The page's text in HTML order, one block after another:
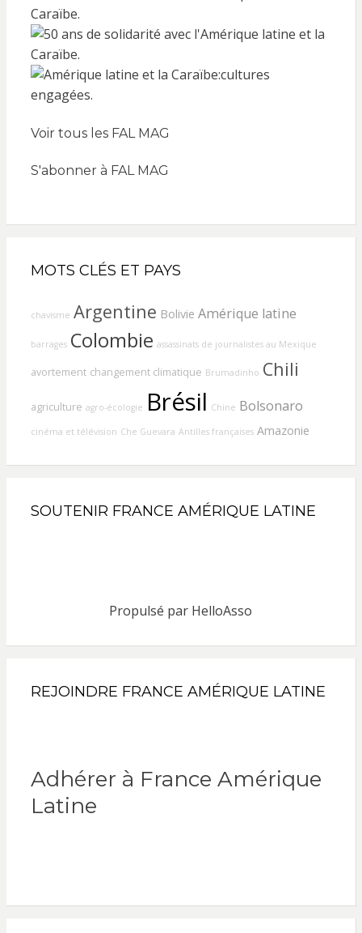
Voir tous les FAL MAG
S'abonner à FAL MAG
MOTS CLÉS ET PAYS
chavisme Argentine Bolivie Amérique latine
barrages Colombie assassinats de journalistes au Mexique
avortement changement climatique Brumadinho Chili
agriculture agro-écologie Brésil Chine Bolsonaro
cinéma et télévision Che Guevara Antilles françaises Amazonie
SOUTENIR FRANCE AMÉRIQUE LATINE
Propulsé par HelloAsso
REJOINDRE FRANCE AMÉRIQUE LATINE
Adhérer à France Amérique
Latine